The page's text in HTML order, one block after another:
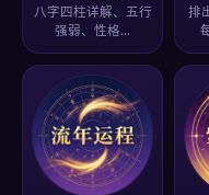
八字四柱详解、五行
强弱、性格…
排